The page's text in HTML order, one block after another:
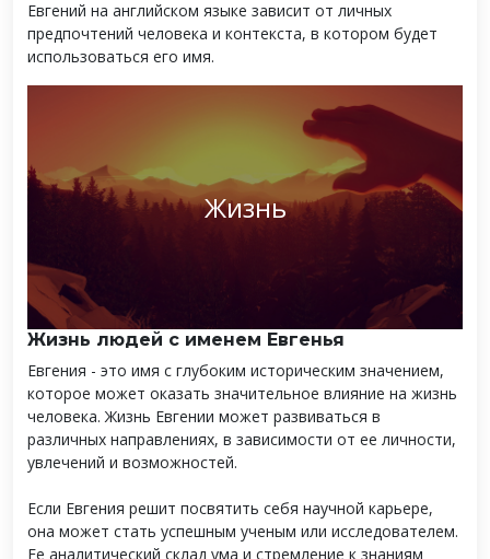
Евгений на английском языке зависит от личных
предпочтений человека и контекста, в котором будет
использоваться его имя.
Жизнь
Жизнь людей с именем Евгенья
Евгения - это имя с глубоким историческим значением,
которое может оказать значительное влияние на жизнь
человека. Жизнь Евгении может развиваться в
различных направлениях, в зависимости от ее личности,
увлечений и возможностей.
Если Евгения решит посвятить себя научной карьере,
она может стать успешным ученым или исследователем.
Ее аналитический склад ума и стремление к знаниям